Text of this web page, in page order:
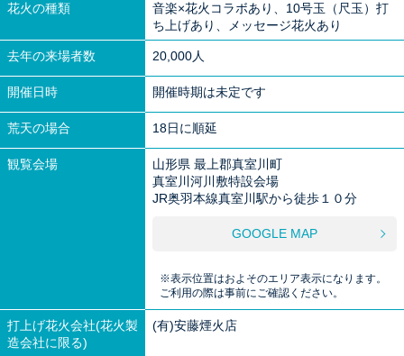
花火の種類
音楽×花火コラボあり、10号玉（尺玉）打
ち上げあり、メッセージ花火あり
去年の来場者数 20,000人
開催日時 開催時期は未定です
荒天の場合 18日に順延
観覧会場
山形県 最上郡真室川町
真室川河川敷特設会場
JR奥羽本線真室川駅から徒歩１０分
GOOGLE MAP
※表示位置はおよそのエリア表示になります。
ご利用の際は事前にご確認ください。
打上げ花火会社(花火製
造会社に限る)
(有)安藤煙火店